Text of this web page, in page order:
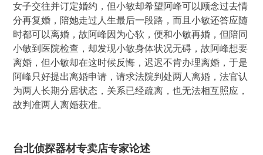
女子交往并订定婚约，但小敏却希望阿峰可以顾念过去情
分再复婚，陪她走过人生最后一段路，而且小敏还答应随
时都可以离婚，故阿峰因为心软，便和小敏再婚，但陪同
小敏到医院检查，却发现小敏身体状况无碍，故阿峰想要
离婚，但小敏却在这时候反悔，迟迟不肯办理离婚，于是
阿峰只好提出离婚申请，请求法院判处两人离婚，法官认
为两人长期分居状态，关系已经疏离，也无法相互照应，
故判准两人离婚获准。
台北侦探器材专卖店专家论述